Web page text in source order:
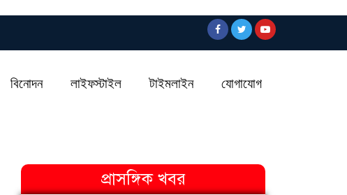
বিনোদন লাইফস্টাইল টাইমলাইন যোগাযোগ
প্রাসঙ্গিক খবর